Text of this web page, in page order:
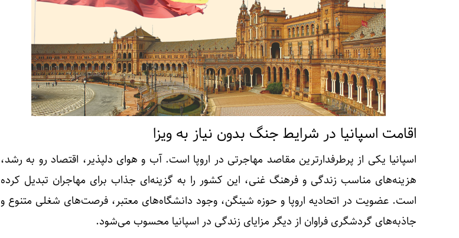
اقامت اسپانیا در شرایط جنگ بدون نیاز به ویزا
اسپانیا یکی از پرطرفدارترین مقاصد مهاجرتی در اروپا است. آب‌ و هوای دلپذیر، اقتصاد رو به رشد،
هزینه‌های مناسب زندگی و فرهنگ غنی، این کشور را به گزینه‌ای جذاب برای مهاجران تبدیل کرده
است. عضویت در اتحادیه اروپا و حوزه شینگن، وجود دانشگاه‌های معتبر، فرصت‌های شغلی متنوع و
جاذبه‌های گردشگری فراوان از دیگر مزایای زندگی در اسپانیا محسوب می‌شود.